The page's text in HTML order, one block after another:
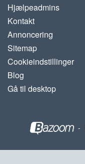
Hjælpeadmins
Kontakt
Annoncering
Sitemap
Cookieindstillinger
Blog
Gå til desktop
-